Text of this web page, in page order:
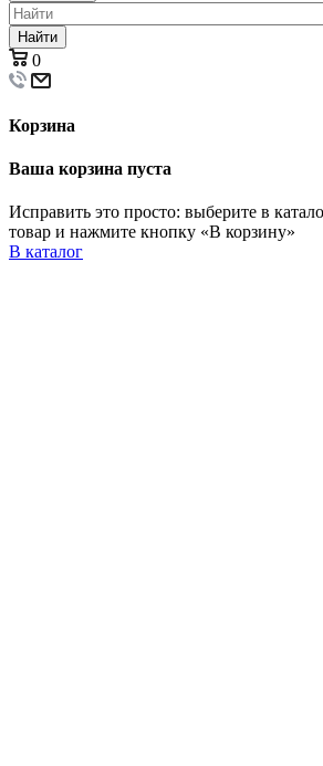
Найти
0
Корзина
Ваша корзина пуста
Исправить это просто: выберите в
товар и нажмите кнопку «В корзину»
В каталог